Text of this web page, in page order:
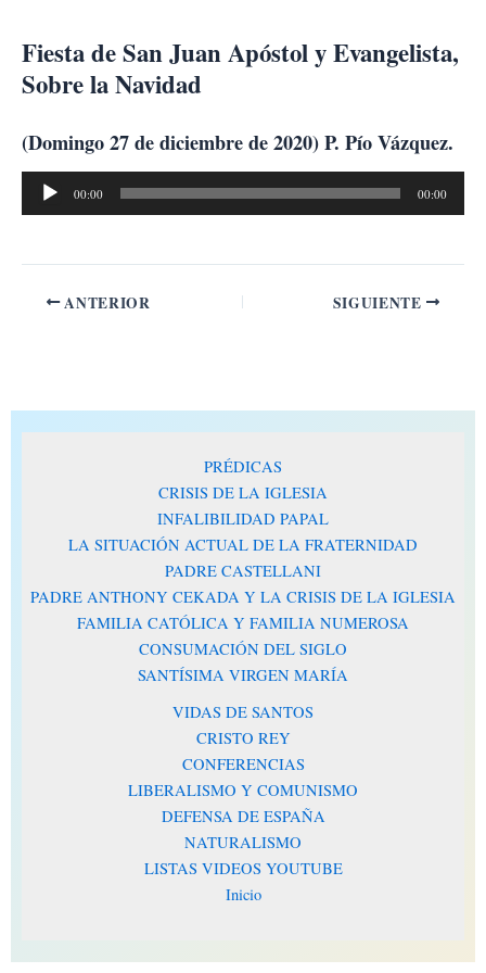
contenido
Fiesta de San Juan Apóstol y Evangelista,
Sobre la Navidad
(Domingo 27 de diciembre de 2020) P. Pío Vázquez.
Reproductor
00:00 00:00
ANTERIOR SIGUIENTE
PRÉDICAS
CRISIS DE LA IGLESIA
INFALIBILIDAD PAPAL
LA SITUACIÓN ACTUAL DE LA FRATERNIDAD
PADRE CASTELLANI
PADRE ANTHONY CEKADA Y LA CRISIS DE LA IGLESIA
FAMILIA CATÓLICA Y FAMILIA NUMEROSA
CONSUMACIÓN DEL SIGLO
SANTÍSIMA VIRGEN MARÍA
VIDAS DE SANTOS
CRISTO REY
CONFERENCIAS
LIBERALISMO Y COMUNISMO
DEFENSA DE ESPAÑA
NATURALISMO
LISTAS VIDEOS YOUTUBE
Inicio